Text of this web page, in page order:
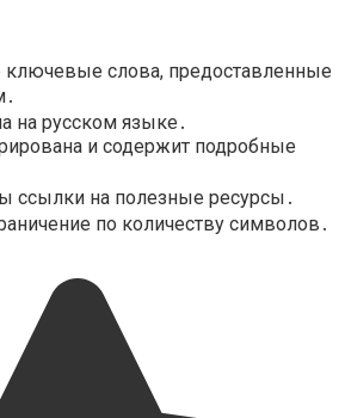
слова, предоставленные
на русском языке․
и содержит подробные
ссылки на полезные ресурсы․
по количеству символов․